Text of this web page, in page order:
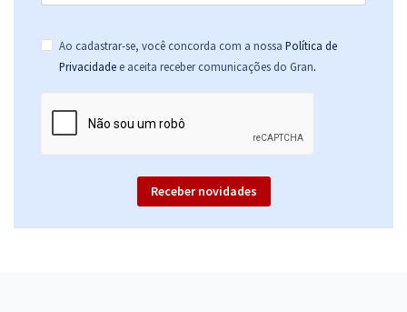
Ao cadastrar-se, você concorda com a nossa Política de
Privacidade e aceita receber comunicações do Gran.
Receber novidades